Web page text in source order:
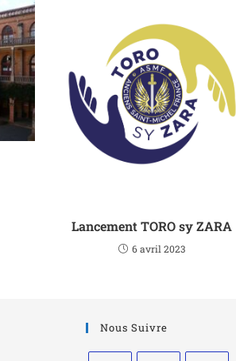
Lancement TORO sy ZARA
6 avril 2023
Nous Suivre